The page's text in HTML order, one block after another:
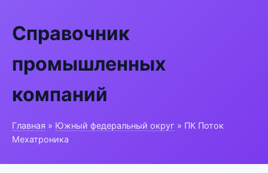
Справочник
промышленных
компаний
Главная » Южный федеральный округ » ПК Поток
Мехатроника